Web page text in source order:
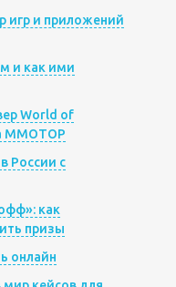
игр и приложений
и как ими
World of
России с
как
призы
онлайн